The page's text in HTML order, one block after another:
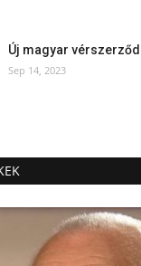
Új magyar
Sep 14, 2023